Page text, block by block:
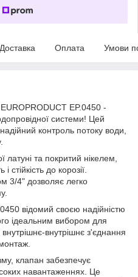
Доставка Оплата Умови
EP.0450 -
системи! Цей
контроль потоку води,
латуні та покритий нікелем,
стійкість до корозії.
3/4" дозволяє легко
відомий своєю надійністю
ідеальним вибором для
внутрішнє з'єднання
клапан забезпечує
навантаженнях. Це